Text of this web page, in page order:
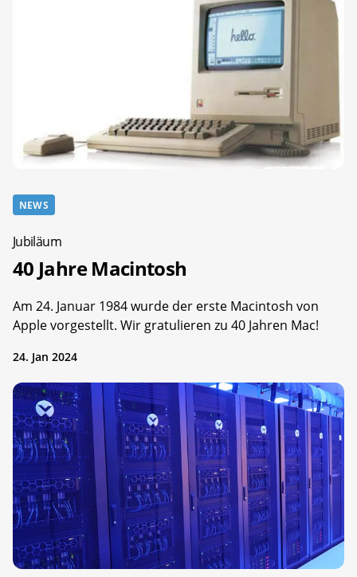
NEWS
Jubiläum
40 Jahre Macintosh
Am 24. Januar 1984 wurde der erste Macintosh von
Apple vorgestellt. Wir gratulieren zu 40 Jahren Mac!
24. Jan 2024